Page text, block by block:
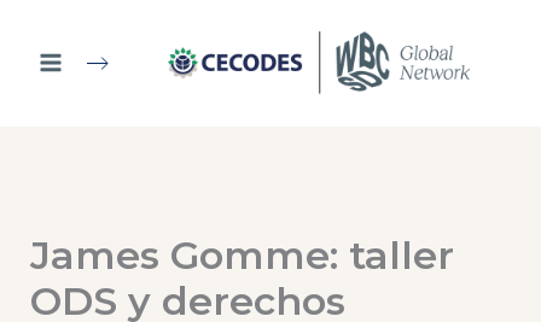
contenido
James Gomme: taller
ODS y derechos